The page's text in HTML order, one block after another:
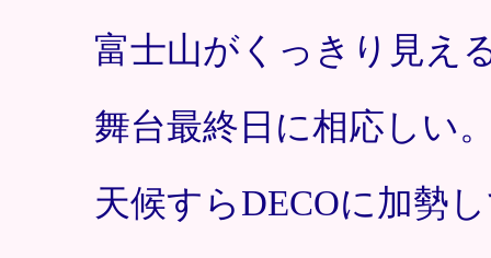
富士山がくっきり見え
舞台最終日に相応しい
天候すらDECOに加勢